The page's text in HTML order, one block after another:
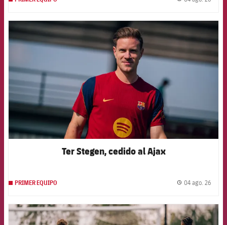
FCB Barcelona badge
Ter Stegen, cedido al Ajax
PRIMER EQUIPO 04 ago. 26
FCB Barcelona badge